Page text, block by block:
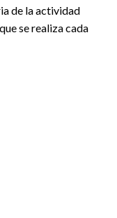
de la actividad
se realiza cada